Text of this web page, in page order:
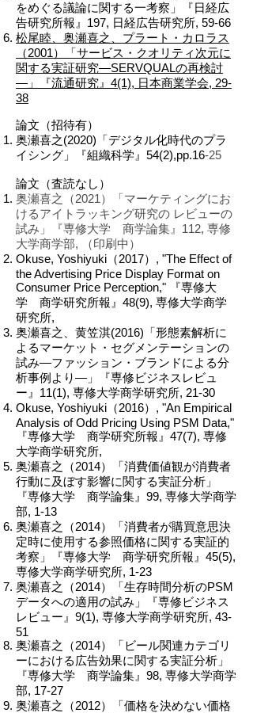
をめぐる議論に関する一考察」『日経広
告研究所報』197, 日経広告研究所, 59-66
松尾睦、奥瀬喜之、プラート・カロラス
（2001）「サービス・クオリティ次元に
関する実証研究―SERVQUALの再検討
―」『流通研究』4(1), 日本商業学会, 29-
38
論文（招待有）
奥瀬喜之(2020)「デジタル化時代のプラ
イシング」『組織科学』 54(2),pp.16-25
論文（査読なし）
奥瀬喜之（2021）「マーケティングにお
けるアイトラッキング研究の レビューの
試み」『専修大学 商学論集』112, 専修
大学商学部, （印刷中）
Okuse, Yoshiyuki（2017）, "The Effect of
the Advertising Price Display Format on
Consumer Price Perception," 『専修大
学 商学研究所報』48(9), 専修大学商学
研究所,
奥瀬喜之、黄笠淇(2016)「形態素解析に
よるマーケット・セグメンテーションの
試み—ファッション・ブランドによる分
析事例より―」『専修ビジネスレビュ
ー』11(1), 専修大学商学研究所, 21-30
Okuse, Yoshiyuki（2016）, "An Empirical
Analysis of Odd Pricing Using PSM Data,"
『専修大学 商学研究所報』47(7), 専修
大学商学研究所,
奥瀬喜之（2014）「消費価値観が消費者
行動に及ぼす影響に関する実証分析」
『専修大学 商学論集』99, 専修大学商学
部, 1-13
奥瀬喜之（2014）「消費者が購買意思決
定時に使用する参照価格に関する実証的
考察」『専修大学 商学研究所報』45(5),
専修大学商学研究所, 1-23
奥瀬喜之（2014）「生存時間分析のPSM
データへの適用の試み」『専修ビジネス
レビュー』9(1), 専修大学商学研究所, 43-
51
奥瀬喜之（2014）「ビール関連カテゴリ
ーにおける広告効果に関する実証分析」
『専修大学 商学論集』98, 専修大学商学
部, 17-27
奥瀬喜之（2012）「価格を決めない価格